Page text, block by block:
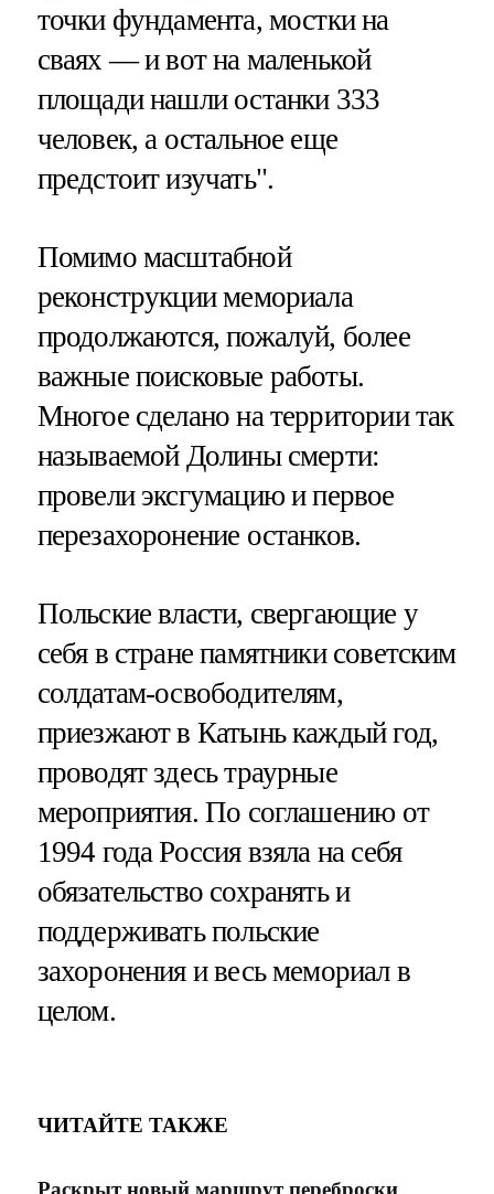
точки фундамента, мостки на
сваях — и вот на маленькой
площади нашли останки 333
человек, а остальное еще
предстоит изучать".
Помимо масштабной
реконструкции мемориала
продолжаются, пожалуй, более
важные поисковые работы.
Многое сделано на территории так
называемой Долины смерти:
провели эксгумацию и первое
перезахоронение останков.
Польские власти, свергающие у
себя в стране памятники советским
солдатам-освободителям,
приезжают в Катынь каждый год,
проводят здесь траурные
мероприятия. По соглашению от
1994 года Россия взяла на себя
обязательство сохранять и
поддерживать польские
захоронения и весь мемориал в
целом.
ЧИТАЙТЕ ТАКЖЕ
Раскрыт новый маршрут переброски